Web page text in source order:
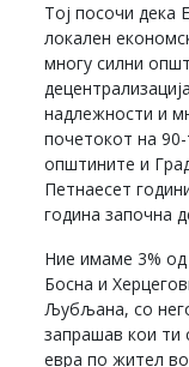
Тој посочи дека
локален
многу силни
надлежности и
почетокот на
општините и
Петнаесет
година започна
Ние имаме 3%
Босна и
Љубљана, со
запрашав кои ти
евра по жител